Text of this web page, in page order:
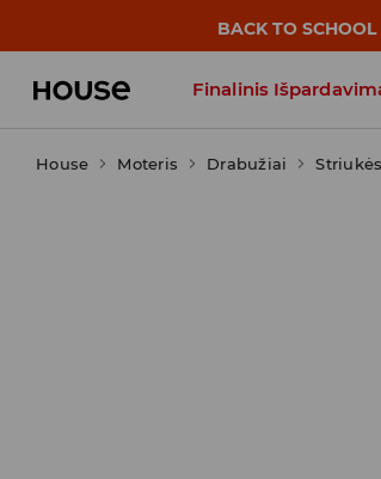
BACK TO SCHOOL
Finalinis
Influencers' Faves
House Moteris Drabužiai